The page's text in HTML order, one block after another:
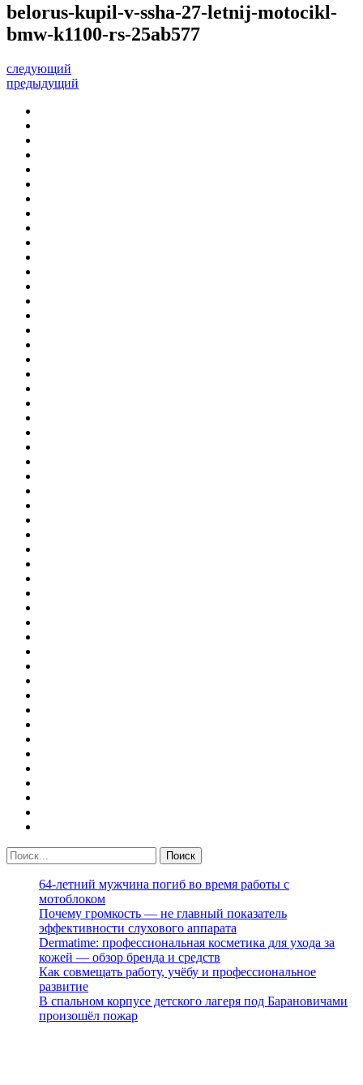
belorus-kupil-v-ssha-27-letnij-motocikl-
bmw-k1100-rs-25ab577
следующий
предыдущий
64-летний мужчина погиб во время работы с
мотоблоком
Почему громкость — не главный показатель
эффективности слухового аппарата
Dermatime: профессиональная косметика для ухода за
кожей — обзор бренда и средств
Как совмещать работу, учёбу и профессиональное
развитие
В спальном корпусе детского лагеря под Барановичами
произошёл пожар